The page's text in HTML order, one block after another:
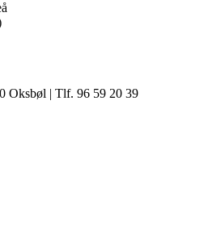
Oksbøl | Tlf. 96 59 20 39